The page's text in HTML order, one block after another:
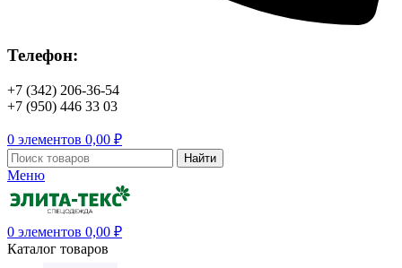
Телефон:
+7 (342) 206-36-54
+7 (950) 446 33 03
0 элементов 0,00 ₽
Найти
Меню
0 элементов 0,00 ₽
Каталог товаров